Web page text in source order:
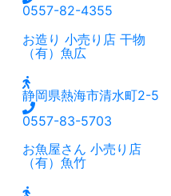
0557-82-4355
お造り 小売り店 干物
（有）魚広
静岡県熱海市清水町2-5
0557-83-5703
お魚屋さん 小売り店
（有）魚竹